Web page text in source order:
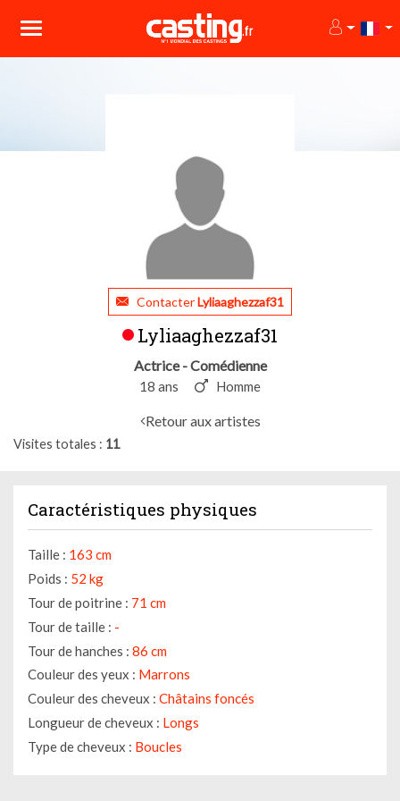
ContacterLyliaaghezzaf31
Lyliaaghezzaf31
Actrice - Comédienne
18 ans Homme
Retour aux artistes
Visites totales 11
Caractéristiques physiques
Taille : 163 cm
Poids : 52 kg
Tour de poitrine : 71 cm
Tour de taille : -
Tour de hanches : 86 cm
Couleur des yeux : Marrons
Couleur des cheveux : Châtains foncés
Longueur de cheveux : Longs
Type de cheveux : Boucles